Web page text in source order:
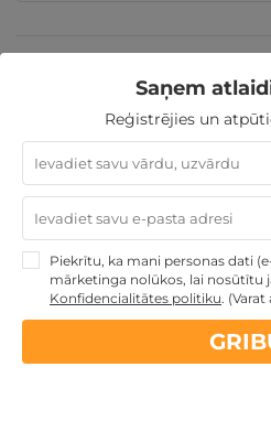
Atpūta pie jūras
Dāvanas ar SPA
sanatorijas, SPA viesnīcas
Nekādasapkalpošanas
naudas
Saņem
Reģistrējies un
Piekrītu, ka mani personas dati
mārketinga nolūkos, lai nosūtītu
Konfidencialitātes politiku.